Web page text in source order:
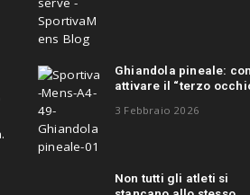
Ghiandola pineale:
attivare il “terzo
3 Febbraio 2026
Non tutti gli atleti si